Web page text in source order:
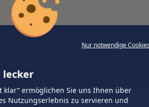
Nur notwendige
lecker
klar” ermöglichen Sie uns Ihnen über
Nutzungserlebnis zu servieren und